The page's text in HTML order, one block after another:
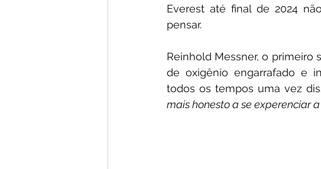
Everest até final de 2024
pensar.
Reinhold Messner, o primeiro
de oxigênio engarrafado e
todos os tempos uma vez
mais honesto a se experenciar